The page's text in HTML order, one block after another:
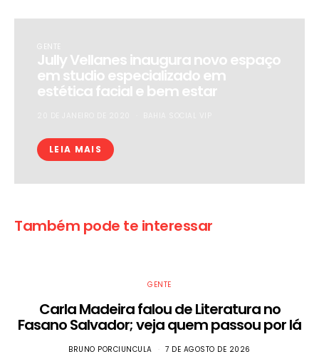
GENTE
Jully Vellanes inaugura novo espaço
em studio especializado em
estética facial e bem estar
LEIA MAIS
Também pode te interessar
GENTE
Carla Madeira falou de Literatura no
Fasano Salvador; veja quem passou por lá
BRUNO PORCIUNCULA 7 DE AGOSTO DE 2026